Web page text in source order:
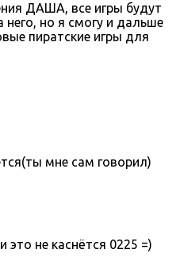
ДАША, все игры будут
него, но я смогу и дальше
пиратские игры для
мне сам говорил)
это не каснётся 0225 =)